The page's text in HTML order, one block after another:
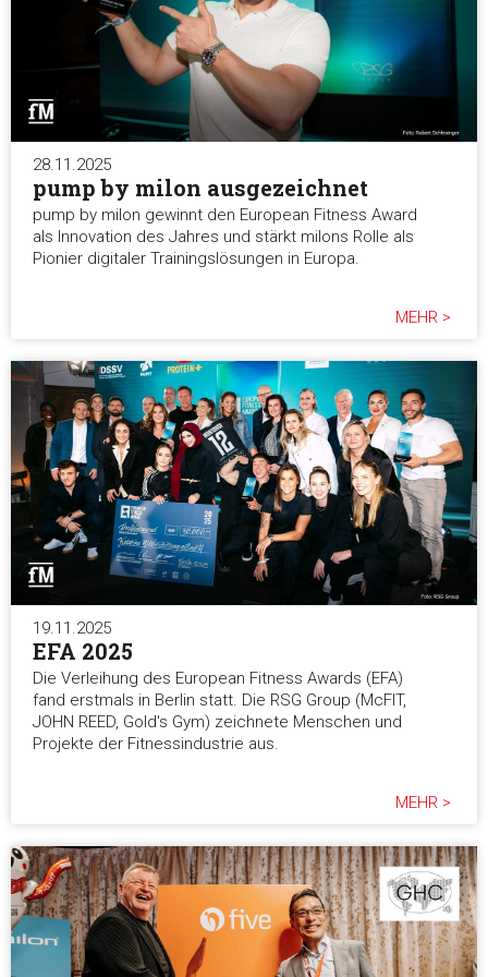
Auswahl erlauben
Alle ablehnen
28.11.2025
pump by milon ausgezeichnet
pump by milon gewinnt den European Fitness Award
als Innovation des Jahres und stärkt milons Rolle als
Pionier digitaler Trainingslösungen in Europa.
MEHR >
19.11.2025
EFA 2025
Die Verleihung des European Fitness Awards (EFA)
fand erstmals in Berlin statt. Die RSG Group (McFIT,
JOHN REED, Gold's Gym) zeichnete Menschen und
Projekte der Fitnessindustrie aus.
MEHR >